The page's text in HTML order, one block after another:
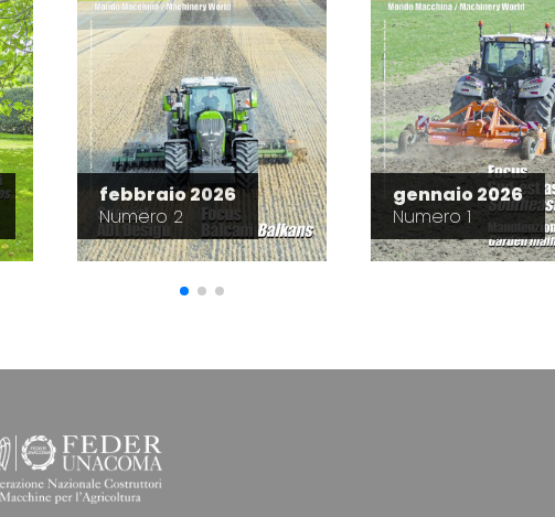
febbraio 2026
Numero 2
gennaio 2026
Numero 1